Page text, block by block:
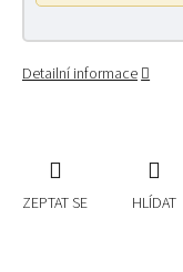
Detailní informace
ZEPTAT SE HLÍDAT